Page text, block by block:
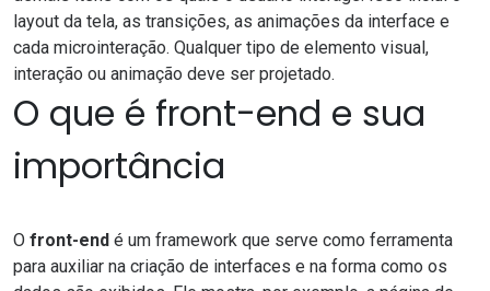
layout da tela, as transições, as animações da interface e
cada microinteração. Qualquer tipo de elemento visual,
interação ou animação deve ser projetado.
O que é front-end e sua
importância
O front-end é um framework que serve como ferramenta
para auxiliar na criação de interfaces e na forma como os